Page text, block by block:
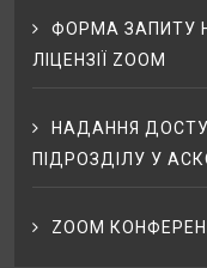
ФОРМА ЗАПИТУ
ЛІЦЕНЗІЇ ZOOM
НАДАННЯ
ПІДРОЗДІЛУ У
ZOOM